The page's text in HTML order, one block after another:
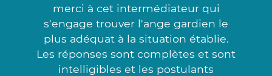
merci à cet intermédiateur qui
s'engage trouver l'ange gardien le
plus adéquat à la situation établie.
Les réponses sont complètes et sont
intelligibles et les postulants